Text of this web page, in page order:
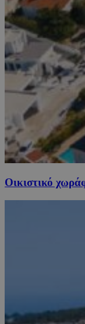
Οικιστικό